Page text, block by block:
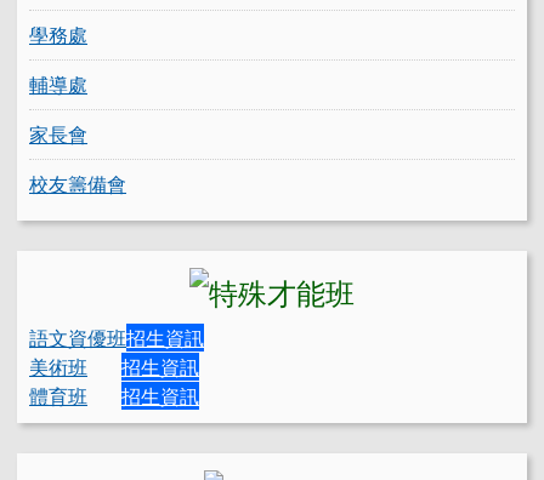
學務處
輔導處
家長會
校友籌備會
語文資優班招生資訊
美術班
招生資訊
體育班
招生資訊